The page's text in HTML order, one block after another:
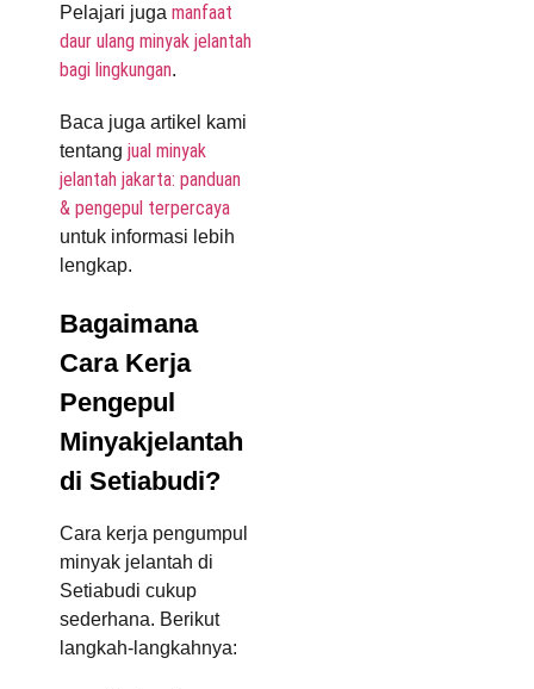
Pelajari juga manfaat
daur ulang minyak jelantah
bagi lingkungan.
Baca juga artikel kami
tentang jual minyak
jelantah jakarta: panduan
& pengepul terpercaya
untuk informasi lebih
lengkap.
Bagaimana
Cara Kerja
Pengepul
Minyakjelantah
di Setiabudi?
Cara kerja pengumpul
minyak jelantah di
Setiabudi cukup
sederhana. Berikut
langkah-langkahnya: